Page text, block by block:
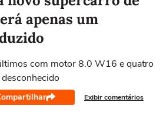
apenas um
com motor 8.0 W16 e quatro
Exibir comentários